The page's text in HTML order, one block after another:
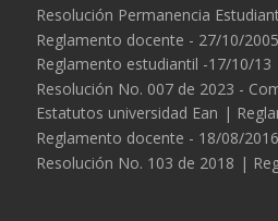
Legales
Resolución Permanencia
Reglamento docente - 27/10/2005
Reglamento estudiantil -17/10/13
Resolución No. 007 de 2023 -
Estatutos universidad Ean
Reglamento docente - 18/08/2016
Resolución No. 103 de 2018